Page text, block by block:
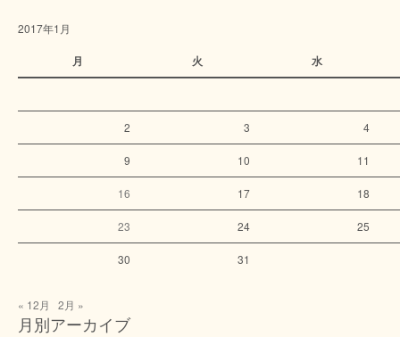
2017年1月
月 火 水
2 3 4
9 10 11
16 17 18
23 24 25
30 31
« 12月 2月 »
月別アーカイブ